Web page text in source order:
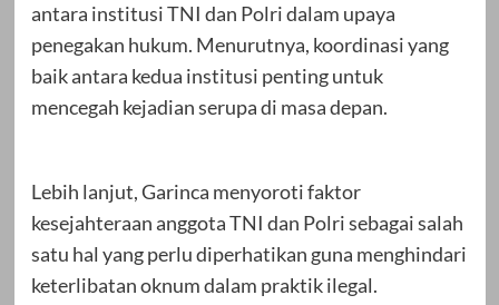
antara institusi TNI dan Polri dalam upaya
penegakan hukum. Menurutnya, koordinasi yang
baik antara kedua institusi penting untuk
mencegah kejadian serupa di masa depan.
Lebih lanjut, Garinca menyoroti faktor
kesejahteraan anggota TNI dan Polri sebagai salah
satu hal yang perlu diperhatikan guna menghindari
keterlibatan oknum dalam praktik ilegal.